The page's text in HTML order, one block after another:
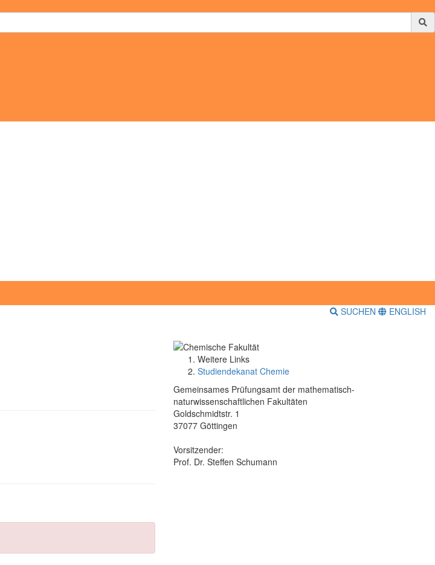
SUCHEN ENGLISH
Weitere Links
Studiendekanat Chemie
Gemeinsames Prüfungsamt der mathematisch-
naturwissenschaftlichen Fakultäten
Goldschmidtstr. 1
37077 Göttingen
Vorsitzender:
Prof. Dr. Steffen Schumann